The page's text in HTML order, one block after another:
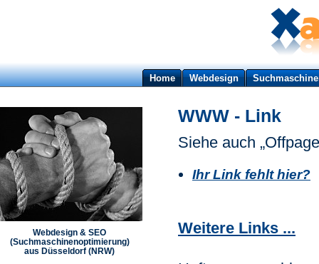
WWW - Link
Siehe auch
Ihr Link fehlt hier?
Weitere Links ...
Webdesign & SEO
(Suchmaschinenoptimierung)
aus Düsseldorf (NRW)
Home Webdesign